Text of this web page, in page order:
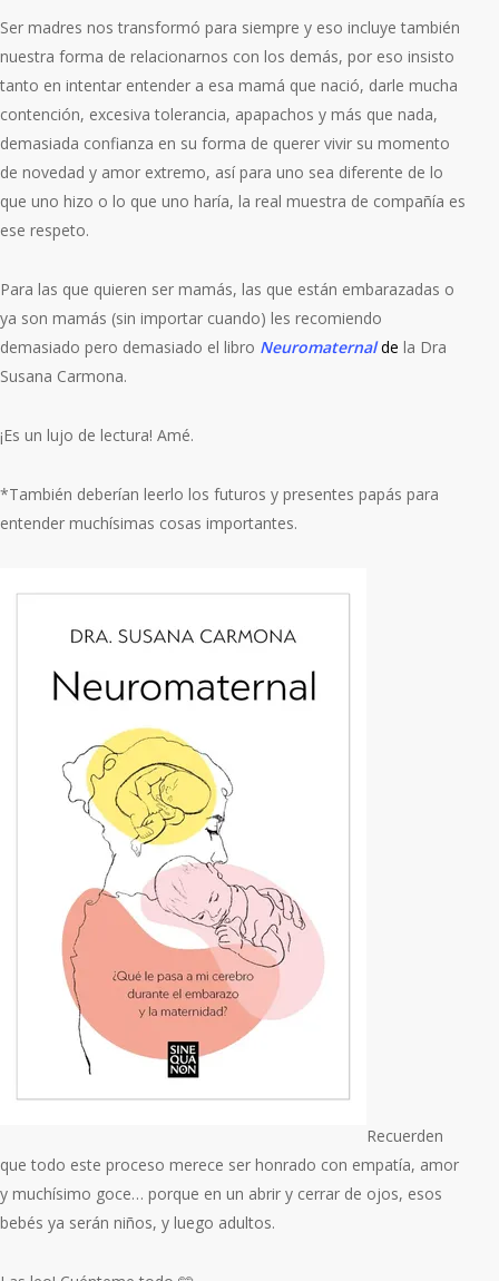
Ser madres nos transformó para siempre y eso incluye también
nuestra forma de relacionarnos con los demás, por eso insisto
tanto en intentar entender a esa mamá que nació, darle mucha
contención, excesiva tolerancia, apapachos y más que nada,
demasiada confianza en su forma de querer vivir su momento
de novedad y amor extremo, así para uno sea diferente de lo
que uno hizo o lo que uno haría, la real muestra de compañía es
ese respeto.
Para las que quieren ser mamás, las que están embarazadas o
ya son mamás (sin importar cuando) les recomiendo
demasiado pero demasiado el libro Neuromaternalde la Dra
Susana Carmona.
¡Es un lujo de lectura! Amé.
*También deberían leerlo los futuros y presentes papás para
entender muchísimas cosas importantes.
Recuerden
que todo este proceso merece ser honrado con empatía, amor
y muchísimo goce… porque en un abrir y cerrar de ojos, esos
bebés ya serán niños, y luego adultos.